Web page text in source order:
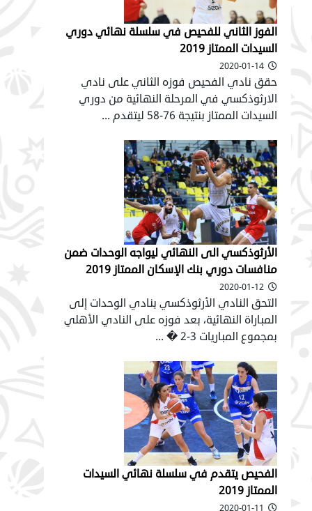
الفوز الثاني للفحيص في سلسلة نهائي دوري
السيدات الممتاز 2019
حقق نادي الفحيص فوزه الثاني على نادي
الارثوذكسي في المرحلة النهائية من دوري
السيدات الممتاز بنتيجة 76-58 ليتقدم ...
الأرثوذكسي الى النهائي ليواجه الوحدات ضمن
منافسات دوري بنك الإسكان الممتاز 2019
التحق النادي الأرثوذكسي بنادي الوحدات إلى
المباراة النهائية، بعد فوزه على النادي الأهلي
بمجموع المباريات 3-2 � ...
الفحيص يتقدم في سلسلة نهائي السيدات
الممتاز 2019